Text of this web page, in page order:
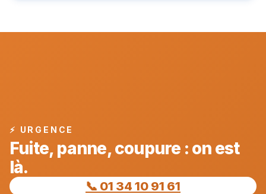
⚡ URGENCE
Fuite, panne, coupure : on est
là.
📞 01 34 10 91 61